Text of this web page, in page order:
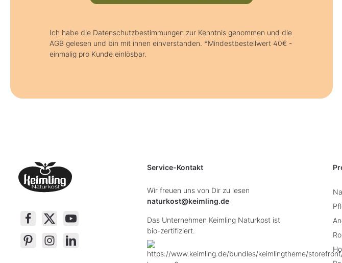
Ich habe die Datenschutzbestimmungen zur Kenntnis genommen und die
AGB gelesen und bin mit ihnen einverstanden. *Mindestbestellwert 40€ -
einmalig pro Kunde einlösbar.
Service-Kontakt
Wir freuen uns von Dir zu lesen
naturkost@keimling.de
Das Unternehmen Keimling Naturkost ist
bio-zertifiziert.